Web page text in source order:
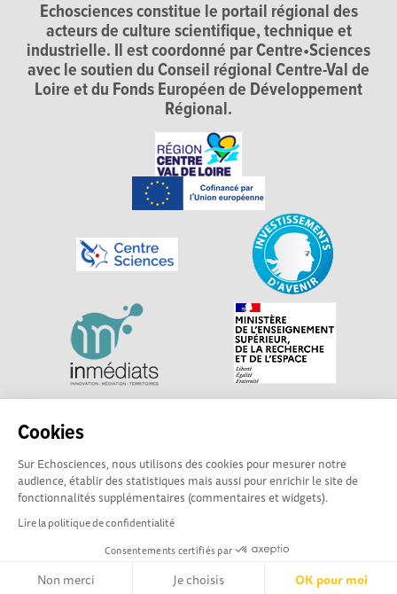
Cookies
Sur Echosciences, nous utilisons des cookies pour mesurer notre
audience, établir des statistiques mais aussi pour enrichir le site de
fonctionnalités supplémentaires (commentaires et widgets).
Lire la politique de confidentialité
Consentements certifiés par
Non merci Je choisis OK pour moi
Echosciences constitue le portail régional des
acteurs de culture scientifique, technique et
industrielle. Il est coordonné par Centre•Sciences
avec le soutien du Conseil régional Centre-Val de
Loire et du Fonds Européen de Développement
Régional.
Explorer, s’exprimer, rentrer en contact : Echosciences
sciences et de technologies du territoire. Propulsé par
Centre•Sciences/ Contact : echosciences@centre-
sciences.fr
Mentions légales|Politique de confidentialité
Ligne éditoriale